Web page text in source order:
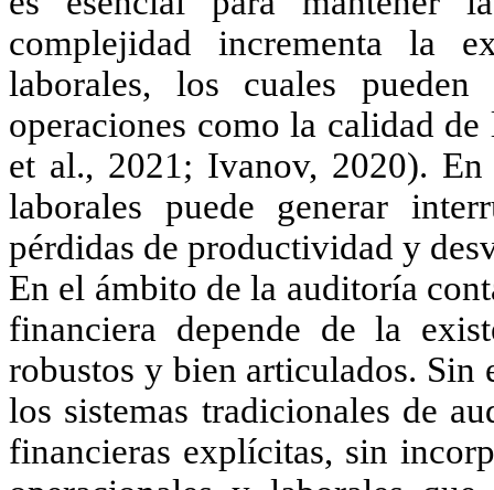
complejidad incrementa la
laborales, los cuales
operaciones como la calidad
et al., 2021; Ivanov, 2020).
laborales puede generar
pérdidas de productividad y
En el ámbito de la auditoría
financiera depende de la
robustos y bien articulados. Sin
los sistemas tradicionales de
financieras explícitas, sin